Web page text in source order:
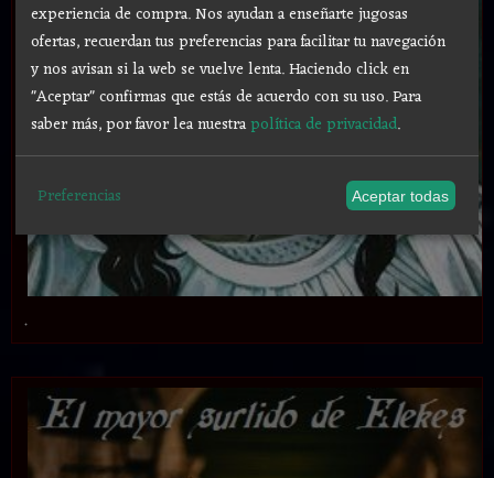
.
experiencia de compra. Nos ayudan a enseñarte jugosas
ofertas, recuerdan tus preferencias para facilitar tu navegación
y nos avisan si la web se vuelve lenta. Haciendo click en
"Aceptar" confirmas que estás de acuerdo con su uso.Para
saber más, por favor lea nuestrapolítica de privacidad.
Preferencias Aceptar todas